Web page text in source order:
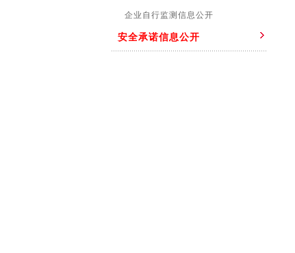
企业自行监测信息公开
安全承诺信息公开